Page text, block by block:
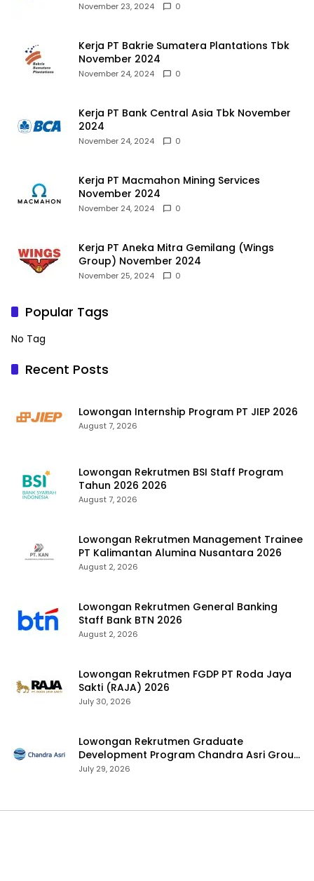
November 23, 2024 0
Kerja PT Bakrie Sumatera Plantations Tbk
November 2024
November 24, 2024 0
Kerja PT Bank Central Asia Tbk November
2024
November 24, 2024 0
Kerja PT Macmahon Mining Services
November 2024
November 24, 2024 0
Kerja PT Aneka Mitra Gemilang (Wings
Group) November 2024
November 25, 2024 0
Popular Tags
No Tag
Recent Posts
Lowongan Internship Program PT JIEP 2026
August 7, 2026
Lowongan Rekrutmen BSI Staff Program
Tahun 2026 2026
August 7, 2026
Lowongan Rekrutmen Management Trainee
PT Kalimantan Alumina Nusantara 2026
August 2, 2026
Lowongan Rekrutmen General Banking
Staff Bank BTN 2026
August 2, 2026
Lowongan Rekrutmen FGDP PT Roda Jaya
Sakti (RAJA) 2026
July 30, 2026
Lowongan Rekrutmen Graduate
Development Program Chandra Asri Group
2026
July 29, 2026